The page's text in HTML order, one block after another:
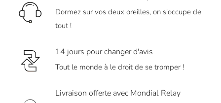
Dormez sur vos deux oreilles, on s'occupe de
tout !
14 jours pour changer d'avis
Tout le monde à le droit de se tromper !
Livraison offerte avec Mondial Relay